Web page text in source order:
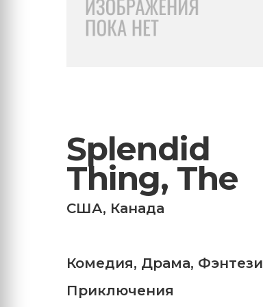
Splendid
Thing, The
США, Канада
Комедия, Драма, Фэнтези
Приключения